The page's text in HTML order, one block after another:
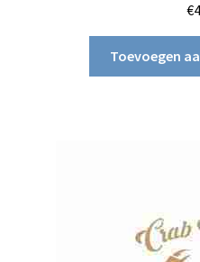
€
Toevoegen